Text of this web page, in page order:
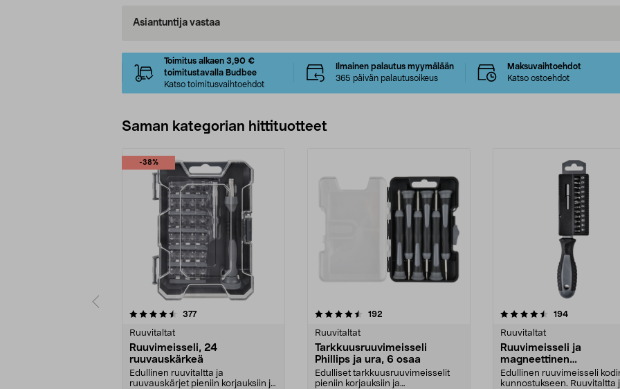
Asiantuntija vastaa
Toimitus alkaen 3,90 €
toimitustavalla Budbee
Katso toimitusvaihtoehdot
Ilmainen palautus myymälään
365 päivän palautusoikeus
Maksuvaihtoehdot
Katso ostoehdot
Saman kategorian hittituotteet
-38%
377arvostelut
Ruuvitaltat
Ruuvimeisseli, 24
ruuvauskärkeä
Edullinen ruuvitaltta ja
ruuvauskärjet pieniin korjauksiin ja
4.5 viidestä
192
Ruuvitaltat
Tarkkuusruuvimeisseli
Phillips ja ura, 6 osaa
Edulliset tarkkuusruuvimeisselit
pieniin korjauksiin ja
4.5 viidestä
194arvostelut
Ruuvitaltat
Ruuvimeisseli ja
magneettinen
ruuvauskärkipidike, 12
ruuvauskärkeä
Edullinen ruuvimeisseli
kunnostukseen. Ruuvitaltta
4.5 viidestä